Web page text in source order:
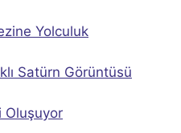
Yolculuk
Satürn Görüntüsü
Oluşuyor